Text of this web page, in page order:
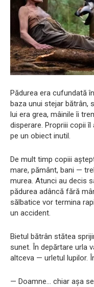
Pădurea era cufundată
baza unui stejar bătrân,
lui era grea, mâinile îi
disperare. Propriii copii
pe un obiect inutil.
De mult timp copiii
mare, pământ, bani —
murea. Atunci au decis
pădurea adâncă fără
sălbatice vor termina
un accident.
Bietul bătrân stătea
sunet. În depărtare urla
altceva — urletul lupilor.
— Doamne… chiar așa